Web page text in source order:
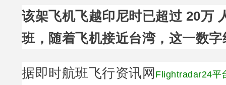
该架飞机飞越印尼时已超过 20万
班，随着飞机接近台湾，这一数
据即时航班飞行资讯网 Flightradar24平